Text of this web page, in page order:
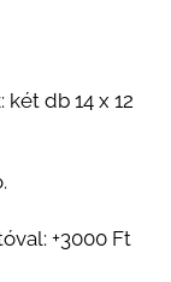
két db 14 x 12
+3000 Ft